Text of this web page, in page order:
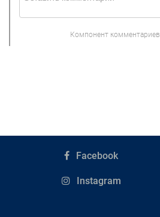
Компонент комментариев
Facebook
Instagram